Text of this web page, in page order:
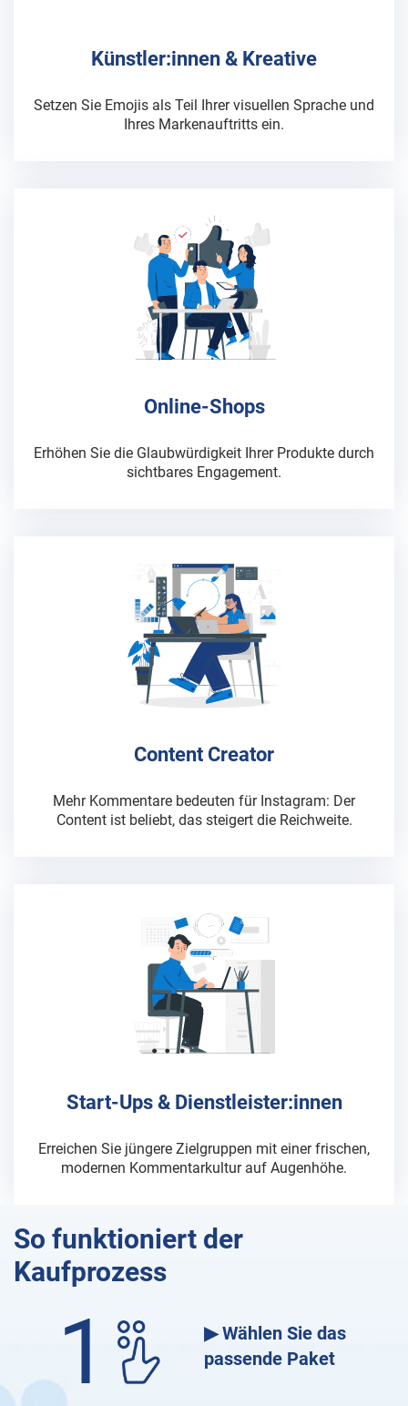
Künstler:innen & Kreative
Setzen Sie Emojis als Teil Ihrer visuellen Sprache und
Ihres Markenauftritts ein.
Online-Shops
Erhöhen Sie die Glaubwürdigkeit Ihrer Produkte durch
sichtbares Engagement.
Content Creator
Mehr Kommentare bedeuten für Instagram: Der
Content ist beliebt, das steigert die Reichweite.
Start-Ups & Dienstleister:innen
Erreichen Sie jüngere Zielgruppen mit einer frischen,
modernen Kommentarkultur auf Augenhöhe.
So funktioniert der
Kaufprozess
1
▶ Wählen Sie das
passende Paket